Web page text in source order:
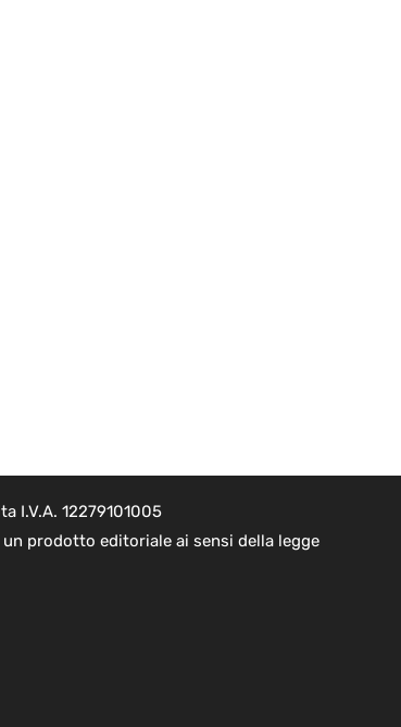
I.V.A. 12279101005
prodotto editoriale ai sensi della legge